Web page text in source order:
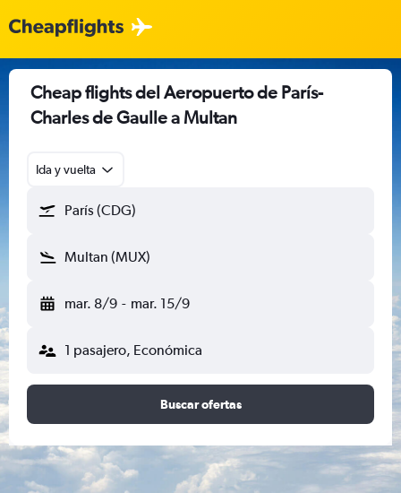
Cheap flights del Aeropuerto de París-
Charles de Gaulle a Multan
Ida y vuelta
París (CDG)
Multan (MUX)
mar. 8/9 - mar. 15/9
1 pasajero, Económica
Buscar ofertas